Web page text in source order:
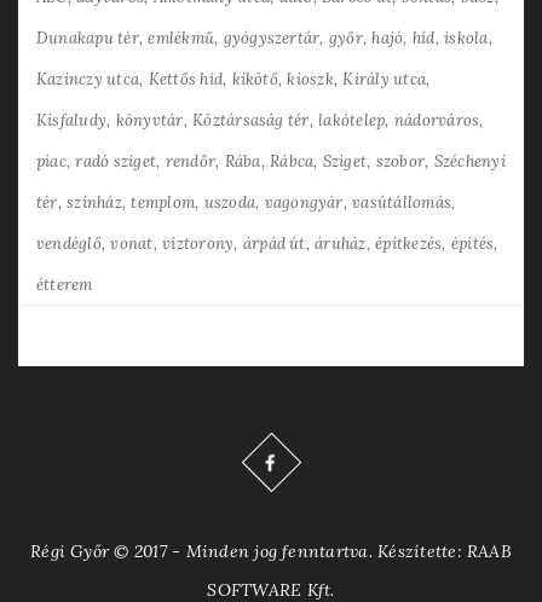
Dunakapu tér emlékmű gyógyszertár győr hajó híd iskola
Kazinczy utca Kettős híd kikötő kioszk Király utca
Kisfaludy könyvtár Köztársaság tér lakótelep nádorváros
piac radó sziget rendőr Rába Rábca Sziget szobor Széchenyi
tér színház templom uszoda vagongyár vasútállomás
vendéglő vonat víztorony árpád út áruház építkezés építés
étterem
Régi Győr © 2017 - Minden jog fenntartva. Készítette: RAAB
SOFTWARE Kft.